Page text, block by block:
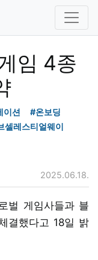
임 4종
이션
#온보딩
셀레스티얼웨이
2025.06.18.
벌 게임사들과 블
결했다고 18일 밝